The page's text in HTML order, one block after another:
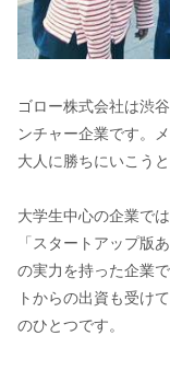
ゴロー株式会社は渋
ンチャー企業です。
大人に勝ちにいこう
大学生中心の企業で
「スタートアップ版
の実力を持った企業
トからの出資も受け
のひとつです。